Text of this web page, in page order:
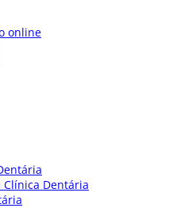
online
Clínica Dentária